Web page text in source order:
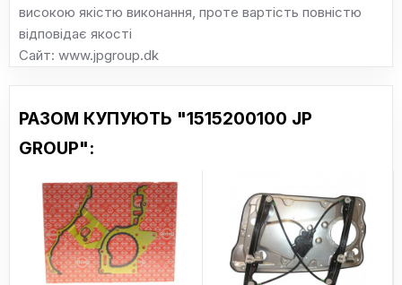
високою якістю виконання, проте вартість повністю
відповідає якості
Сайт: www.jpgroup.dk
РАЗОМ КУПУЮТЬ "1515200100 JP
GROUP":